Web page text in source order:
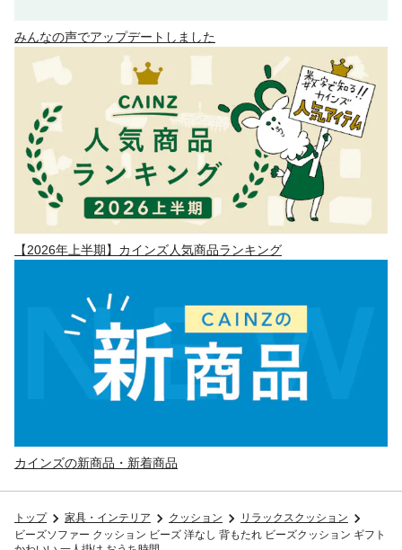
みんなの声でアップデートしました
【2026年上半期】カインズ人気商品ランキング
カインズの新商品・新着商品
トップ 家具・インテリア クッション
リラックスクッション
ビーズソファー クッション ビーズ 洋なし 背もたれ ビーズクッション ギフト